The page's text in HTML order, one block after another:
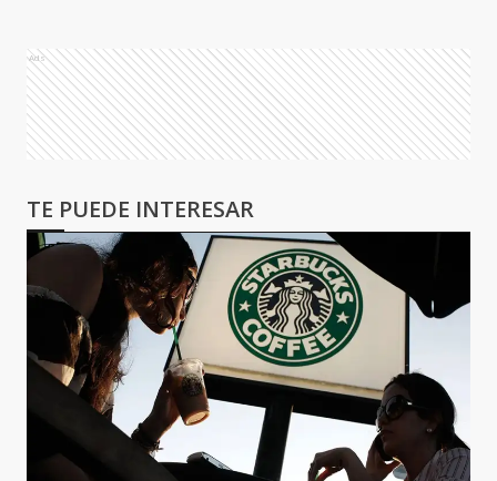
Ads
TE PUEDE INTERESAR